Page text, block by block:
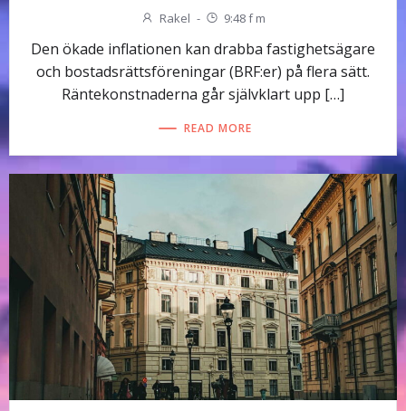
Rakel - 9:48 f m
Den ökade inflationen kan drabba fastighetsägare
och bostadsrättsföreningar (BRF:er) på flera sätt.
Räntekonstnaderna går självklart upp […]
READ MORE